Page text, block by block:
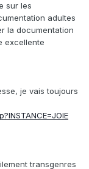
sur les
adultes
la documentation
excellente
je vais toujours
transgenres